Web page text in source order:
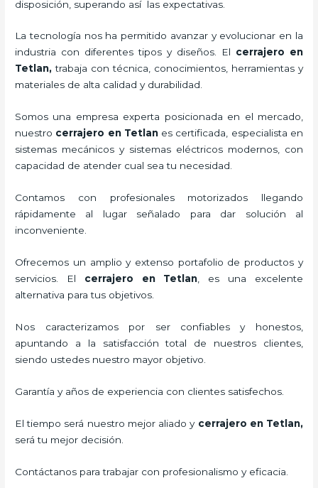
disposición, superando así las expectativas.
La tecnología nos ha permitido avanzar y evolucionar en la
industria con diferentes tipos y diseños. El cerrajero en
Tetlan,trabaja con técnica, conocimientos, herramientas y
materiales de alta calidad y durabilidad.
Somos una empresa experta posicionada en el mercado,
nuestro cerrajero en Tetlanes certificada, especialista en
sistemas mecánicos y sistemas eléctricos modernos, con
capacidad de atender cual sea tu necesidad.
Contamos con profesionales motorizados llegando
rápidamente al lugar señalado para dar solución al
inconveniente.
Ofrecemos un amplio y extenso portafolio de productos y
servicios. El cerrajero en Tetlan , es una excelente
alternativa para tus objetivos.
Nos caracterizamos por ser confiables y honestos,
apuntando a la satisfacción total de nuestros clientes,
siendo ustedes nuestro mayor objetivo.
Garantía y años de experiencia con clientes satisfechos.
El tiempo será nuestro mejor aliado y cerrajero en Tetlan,
será tu mejor decisión.
Contáctanos para trabajar con profesionalismo y eficacia.